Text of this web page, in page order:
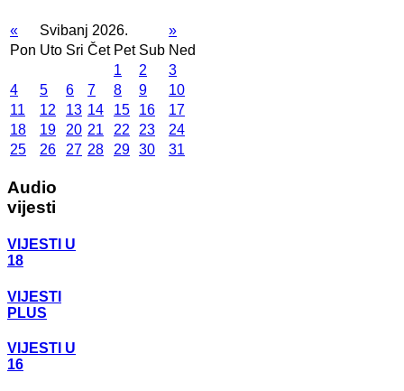
« Svibanj 2026.
»
Pon Uto Sri Čet Pet Sub Ned
1
2
3
4
5 6 7 8 9
10
11
12 13 14 15 16
17
18
19 20 21 22 23
24
25
26 27 28 29 30 31
Audio
vijesti
VIJESTI U
18
VIJESTI
PLUS
VIJESTI U
16